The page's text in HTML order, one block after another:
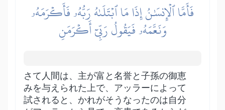
فَأَمَّا ٱلۡإِنسَٰنُ إِذَا مَا ٱبۡتَلَىٰهُ رَبُّهُۥ فَأَكۡرَمَهُۥ
وَنَعَّمَهُۥ فَيَقُولُ رَبِّيٓ أَكۡرَمَنِ
さて人間は、主が富と名誉と子孫の御恵
みを与えられた上で、アッラーによって
試されると、かれがそうなったのは自分